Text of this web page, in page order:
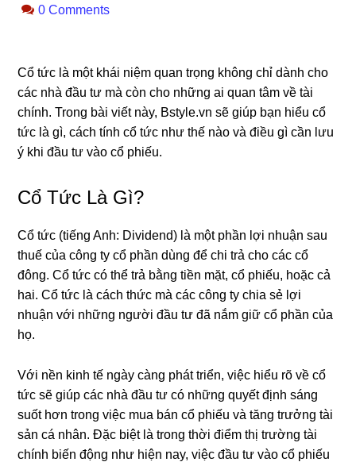
0 Comments
Cổ tức là một khái niệm quan trọng không chỉ dành cho
các nhà đầu tư mà còn cho những ai quan tâm về tài
chính. Trong bài viết này, Bstyle.vn sẽ giúp bạn hiểu cổ
tức là gì, cách tính cổ tức như thế nào và điều gì cần lưu
ý khi đầu tư vào cổ phiếu.
Cổ Tức Là Gì?
Cổ tức (tiếng Anh: Dividend) là một phần lợi nhuận sau
thuế của công ty cổ phần dùng để chi trả cho các cổ
đông. Cổ tức có thể trả bằng tiền mặt, cổ phiếu, hoặc cả
hai. Cổ tức là cách thức mà các công ty chia sẻ lợi
nhuận với những người đầu tư đã nắm giữ cổ phần của
họ.
Với nền kinh tế ngày càng phát triển, việc hiểu rõ về cổ
tức sẽ giúp các nhà đầu tư có những quyết định sáng
suốt hơn trong việc mua bán cổ phiếu và tăng trưởng tài
sản cá nhân. Đặc biệt là trong thời điểm thị trường tài
chính biến động như hiện nay, việc đầu tư vào cổ phiếu